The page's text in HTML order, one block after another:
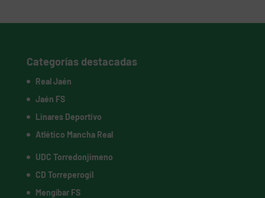
Categorías destacadas
Real Jaén
Jaén FS
Linares Deportivo
Atlético Mancha Real
UDC Torredonjimeno
CD Torreperogil
Mengíbar FS